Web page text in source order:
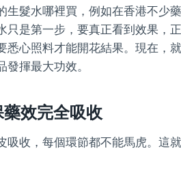
生髮水哪裡買，例如在香港不少
只是第一步，要真正看到效果，
悉心照料才能開花結果。現在，
揮最大功效。
效完全吸收
吸收，每個環節都不能馬虎。這